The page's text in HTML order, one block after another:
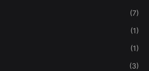
(7)
(1)
(1)
(3)